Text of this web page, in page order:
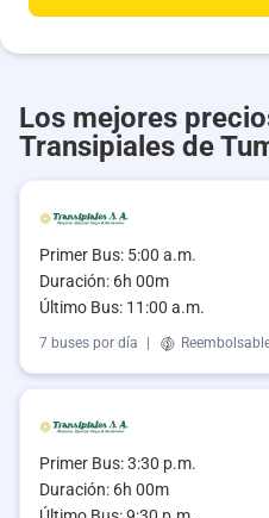
Los mejores
Transipiales de
Primer Bus: 5:00 a.m.
Duración: 6h 00m
Último Bus: 11:00 a.m.
7 buses por día
Primer Bus: 3:30 p.m.
Duración: 6h 00m